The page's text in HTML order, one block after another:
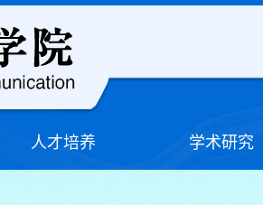
人才培养 学术研究